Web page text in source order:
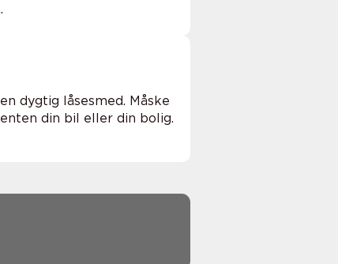
dygtig låsesmed. Måske
din bil eller din bolig.